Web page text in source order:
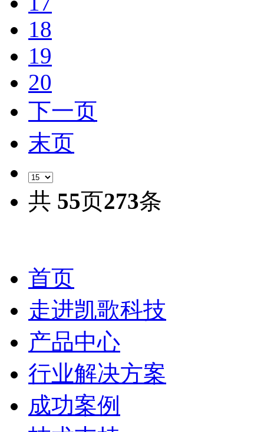
18
19
20
下一页
末页
共 55页273条
首页
走进凯歌科技
产品中心
行业解决方案
成功案例